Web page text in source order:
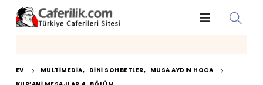
EV MULTIMEDIA, DINI SOHBETLER, MUSA AYDIN HOCA